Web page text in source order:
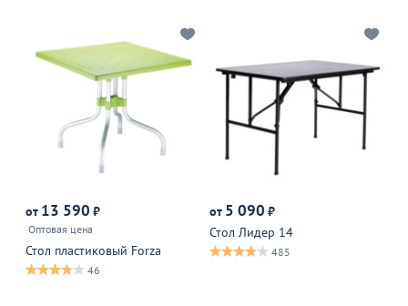
от 13 590 ₽
Оптовая цена
Стол пластиковый Forza
46
от 5 090 ₽
Стол Лидер 14
485